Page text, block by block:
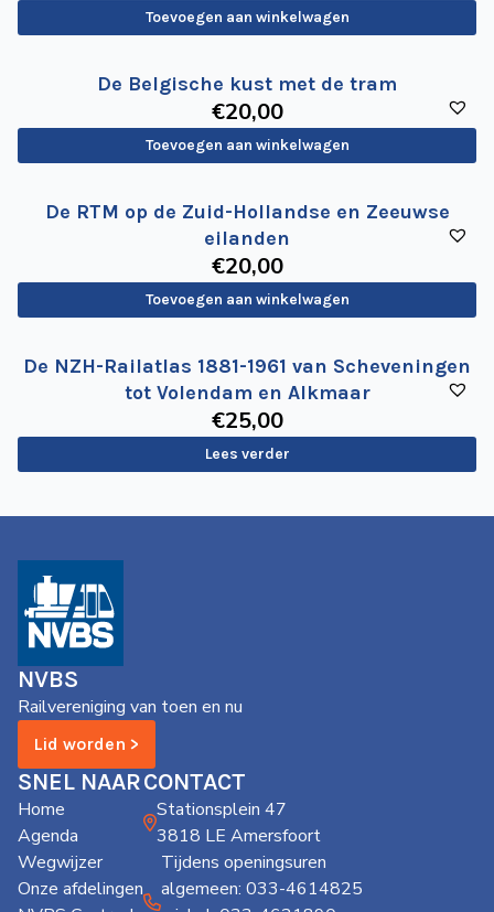
Toevoegen aan winkelwagen
De Belgische kust met de tram
€20,00
Toevoegen aan winkelwagen
De RTM op de Zuid-Hollandse en Zeeuwse
eilanden
€20,00
Toevoegen aan winkelwagen
De NZH-Railatlas 1881-1961 van Scheveningen
tot Volendam en Alkmaar
€25,00
Lees verder
NVBS
Railvereniging van toen en nu
Lid worden >
SNEL NAAR
Home
Agenda
Wegwijzer
Onze afdelingen
CONTACT
Stationsplein 47
3818 LE Amersfoort
Tijdens openingsuren
algemeen: 033-4614825